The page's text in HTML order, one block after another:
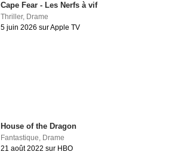
Cape Fear - Les Nerfs à vif
Thriller, Drame
5 juin 2026 sur Apple TV
House of the Dragon
Fantastique, Drame
21 août 2022 sur HBO